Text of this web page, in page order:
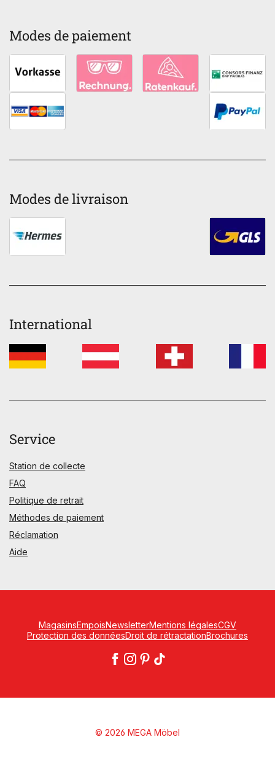
Modes de paiement
Modes de livraison
International
Service
Station de collecte
FAQ
Politique de retrait
Méthodes de paiement
Réclamation
Aide
MagasinsEmpoisNewsletterMentions légalesCGV
Protection des donnéesDroit de rétractationBrochures
© 2026 MEGA Möbel